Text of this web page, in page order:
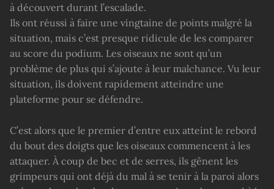
à découvert durant l’escalade.
Ils ont réussi à faire une vingtaine de points malgré la
situation, mais c’est presque ridicule de les comparer
au score du podium. Les oiseaux ne sont qu’un
problème de plus qui s’ajoute à leur malchance. Vu leur
situation, ils doivent rapidement atteindre une
plateforme pour se défendre.
C’est alors que le premier d’entre eux atteint le rebord
du bout des doigts que les oiseaux commencent à les
attaquer. À coup de bec et de serres, ils gênent les
grimpeurs qui ont déjà du mal à se tenir à la paroi alors